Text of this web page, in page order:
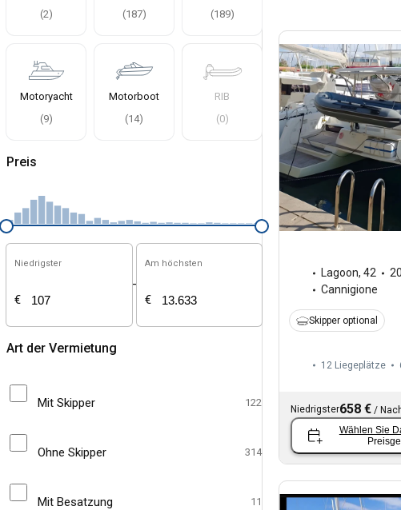
(2)
(187)
(189)
Motoryacht
(9)
Motorboot
(14)
RIB
(0)
Preis
Niedrigster
€
-
Am höchsten
€
Art der Vermietung
Mit Skipper 122
Ohne Skipper 314
Mit Besatzung 11
Lagoon, 42
Cannigione
Skipper optional
12 Liegeplätze
Niedrigster658 € /
Wählen Sie